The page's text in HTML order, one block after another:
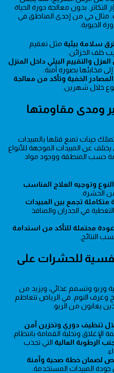
التكاثر. بدون معالجة دورة الحياة
مثال حي من إحدى المناطق في
سلامة بيئية مثل تعقيم
خلف الخزائن.
والتقييم البيئي داخل المنزل
مخابئها بصورة آمنة.
الخفية وتأكد من معالجة
خلال شهرين.
ومدى مقاومتها
جينات تمنع قتلها بالمبيدات
عن المبيدات الموجهة للأنواع
حسب المنطقة ووجود مواد
وتوجيه العلاج المناسب
الحشرة.
تجمع بين المبيدات
في الجدران والمنافذ
محتملة للتأكد من استدامة
للحشرات على
وربو وتسمم غذائي، ويزيد من
وغرف النوم. في الرياض تتعاظم
يعانون من الربو.
تنظيف دوري وتخزين آمن
الإغلاق وتخلية القمامة بانتظام.
الرطوبة العالية التي تجذب
لضمان خطة صحية وآمنة
المبيدات المستخدمة.